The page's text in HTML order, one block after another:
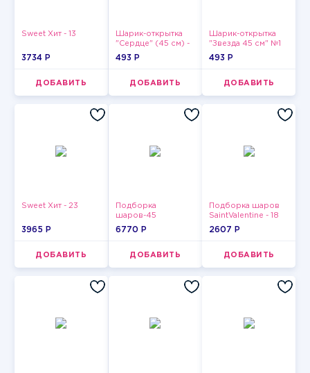
Sweet Хит - 13
3734 P
ДОБАВИТЬ
Шарик-открытка
"Сердце" (45 см) -
2
493 P
ДОБАВИТЬ
Шарик-открытка
"Звезда 45 см" №1
493 P
ДОБАВИТЬ
Sweet Хит - 23
3965 P
ДОБАВИТЬ
Подборка
шаров-45
6770 P
ДОБАВИТЬ
Подборка шаров
SaintValentine - 18
2607 P
ДОБАВИТЬ